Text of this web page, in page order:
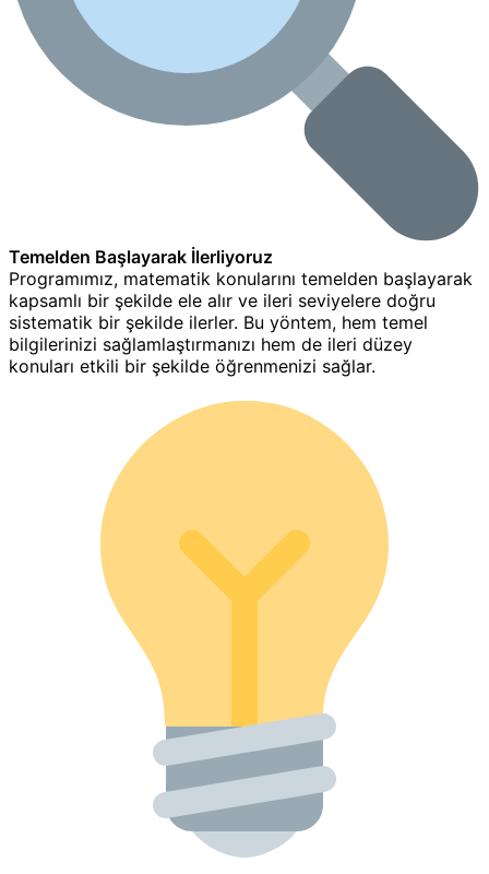
Temelden Başlayarak İlerliyoruz
Programımız, matematik konularını temelden başlayarak
kapsamlı bir şekilde ele alır ve ileri seviyelere doğru
sistematik bir şekilde ilerler. Bu yöntem, hem temel
bilgilerinizi sağlamlaştırmanızı hem de ileri düzey
konuları etkili bir şekilde öğrenmenizi sağlar.